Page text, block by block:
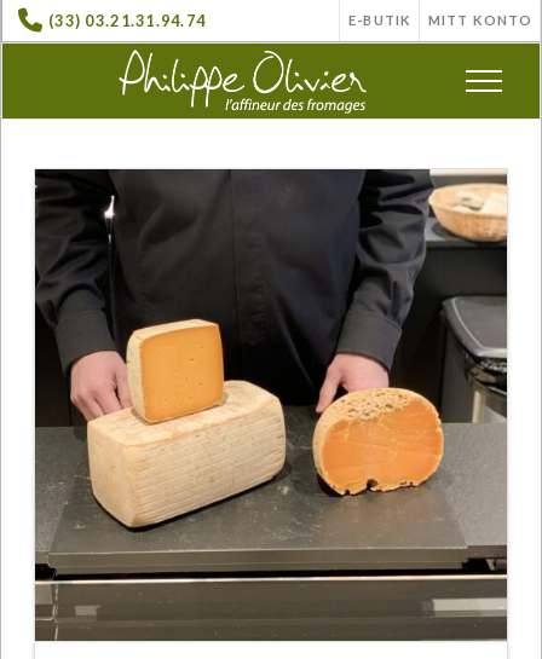
(33) 03.21.31.94.74 E-BUTIK MITT KONTO